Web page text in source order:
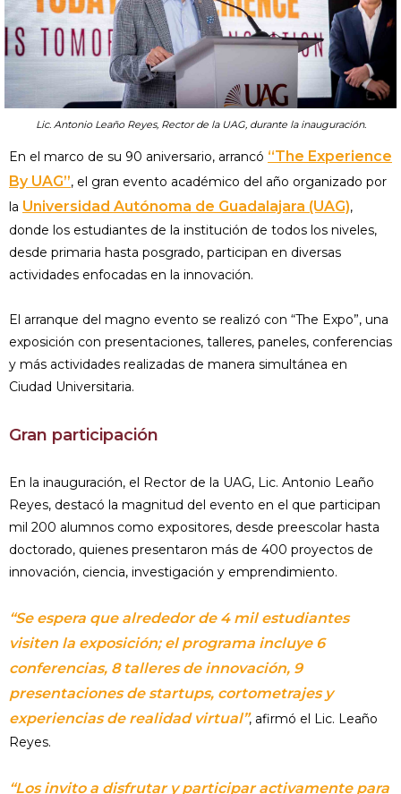
Lic. Antonio Leaño Reyes, Rector de la UAG, durante la inauguración.
En el marco de su 90 aniversario, arrancó “The Experience
By UAG”, el gran evento académico del año organizado por
la Universidad Autónoma de Guadalajara (UAG),
donde los estudiantes de la institución de todos los niveles,
desde primaria hasta posgrado, participan en diversas
actividades enfocadas en la innovación.
El arranque del magno evento se realizó con “The Expo”, una
exposición con presentaciones, talleres, paneles, conferencias
y más actividades realizadas de manera simultánea en
Ciudad Universitaria.
Gran participación
En la inauguración, el Rector de la UAG, Lic. Antonio Leaño
Reyes, destacó la magnitud del evento en el que participan
mil 200 alumnos como expositores, desde preescolar hasta
doctorado, quienes presentaron más de 400 proyectos de
innovación, ciencia, investigación y emprendimiento.
“Se espera que alrededor de 4 mil estudiantes
visiten la exposición; el programa incluye 6
conferencias, 8 talleres de innovación, 9
presentaciones de startups, cortometrajes y
experiencias de realidad virtual”, afirmó el Lic. Leaño
Reyes.
“Los invito a disfrutar y participar activamente para